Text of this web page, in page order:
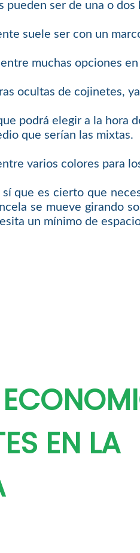
pueden ser de una o
suele ser con un
muchas opciones
ocultas de cojinetes,
podrá elegir a la hora
que serían las mixtas.
varios colores para
que es cierto que
se mueve girando
un mínimo de
EN LA